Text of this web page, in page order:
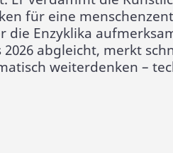
für eine
die Enzyklika
abgleicht, merkt
weiterdenken –